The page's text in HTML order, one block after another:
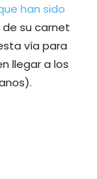
han sido
su carnet
vía para
llegar a los